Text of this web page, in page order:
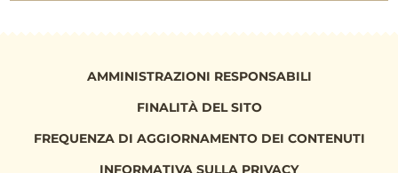
AMMINISTRAZIONI RESPONSABILI
FINALITÀ DEL SITO
FREQUENZA DI AGGIORNAMENTO DEI CONTENUTI
INFORMATIVA SULLA PRIVACY